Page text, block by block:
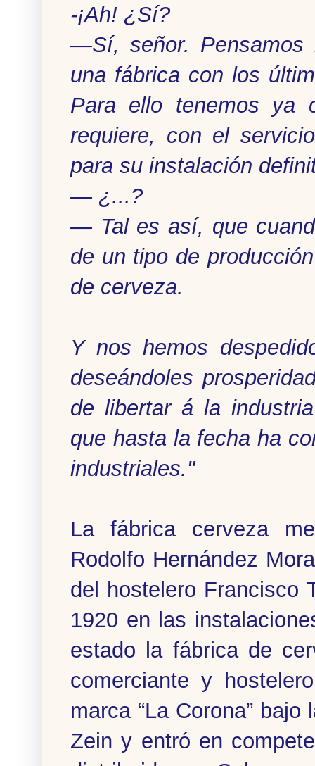
-¡Ah! ¿Sí?
—Sí, señor. Pensamos
una fábrica con los
Para ello tenemos ya
requiere, con el
para su instalación
— ¿...?
— Tal es así, que
de un tipo de
de cerveza.
Y nos hemos
deseándoles
de libertar á la
que hasta la fecha ha
industriales."
La fábrica cerveza
Rodolfo Hernández
del hostelero Francisco
1920 en las
estado la fábrica de
comerciante y
marca “La Corona”
Zein y entró en